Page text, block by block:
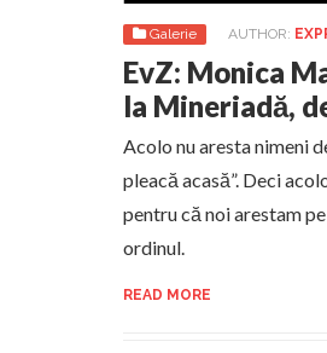
Galerie AUTHOR:
EvZ: Monica
la Mineriadă,
Acolo nu aresta nimeni
pleacă acasă”. Deci
pentru că noi arestam
ordinul.
READ MORE